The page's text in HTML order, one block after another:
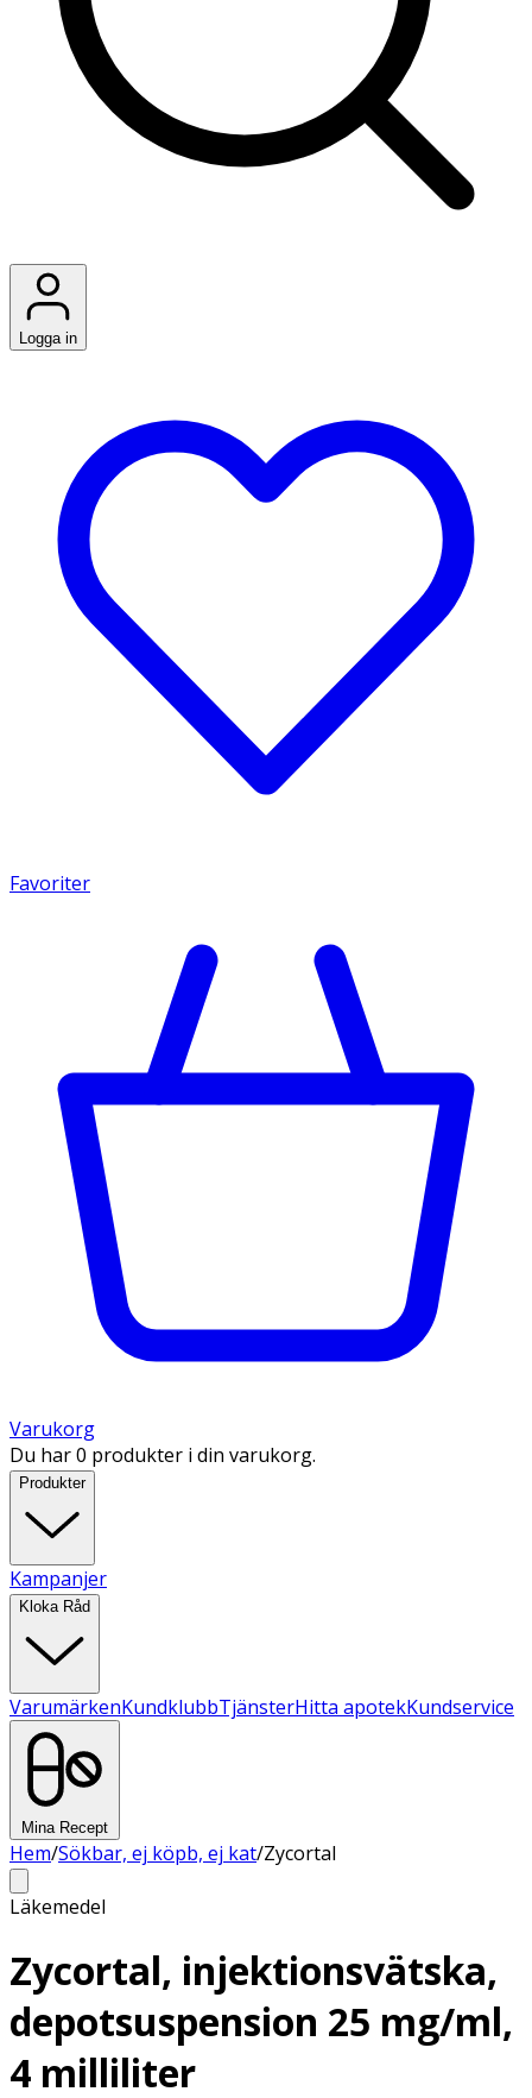
Logga in
Favoriter
Varukorg
Du har 0 produkter i din varukorg.
Produkter
Kampanjer
Kloka Råd
VarumärkenKundklubbTjänsterHitta apotekKundservice
Mina Recept
Hem/Sökbar, ej köpb, ej kat/Zycortal
Läkemedel
Zycortal, injektionsvätska,
depotsuspension 25 mg/ml,
4 milliliter